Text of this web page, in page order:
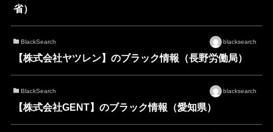
省）
BlackSearch blacksearch
【株式会社ヤツレン】のブラック情報（長野労働局）
BlackSearch blacksearch
【株式会社GENT】のブラック情報（愛知県）